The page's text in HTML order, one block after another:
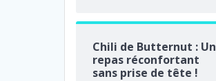
Chili de Butternut : Un
repas réconfortant
sans prise de tête !